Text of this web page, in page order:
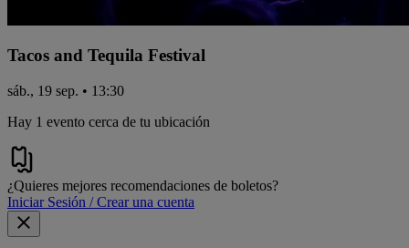
Tacos and Tequila Festival
sáb., 19 sep. • 13:30
Hay 1 evento cerca de tu ubicación
¿Quieres mejores recomendaciones de boletos?
Iniciar Sesión / Crear una cuenta